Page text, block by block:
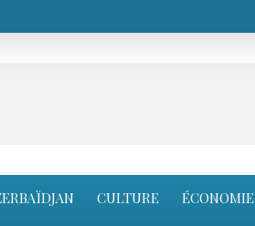
CULTURE ÉCONOMIE